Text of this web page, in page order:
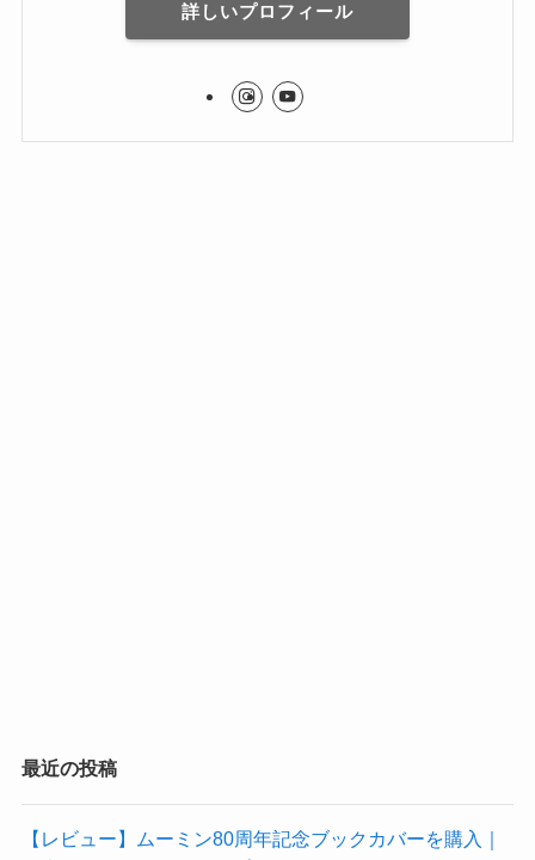
詳しいプロフィール
最近の投稿
【レビュー】ムーミン80周年記念ブックカバーを購入｜